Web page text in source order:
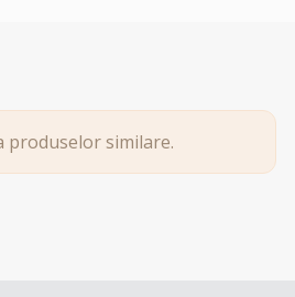
produselor similare.